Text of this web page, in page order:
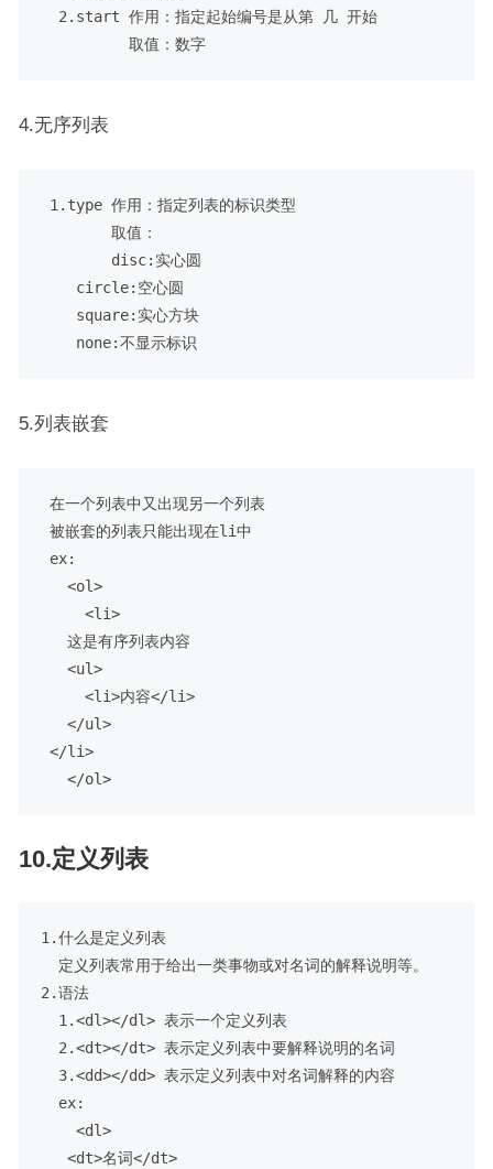
2.start 作用：指定起始编号是从第 几 开始
取值：数字
4.无序列表
1.type 作用：指定列表的标识类型
取值：
disc:实心圆
circle:空心圆
square:实心方块
5.列表嵌套
在一个列表中又出现另一个列表
被嵌套的列表只能出现在li中
ex:
<ol>
<li>
这是有序列表内容
<ul>
<li>内容</li>
</ul>
</li>
</ol>
10.定义列表
1.什么是定义列表
定义列表常用于给出一类事物或对名词的解释说明等。
2.语法
1.<dl></dl> 表示一个定义列表
2.<dt></dt> 表示定义列表中要解释说明的名词
3.<dd></dd> 表示定义列表中对名词解释的内容
ex:
<dl>
<dt>名词</dt>